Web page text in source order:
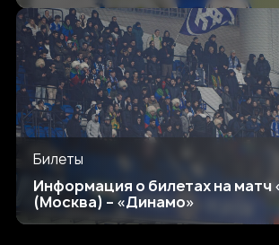
Билеты
Информация о билетах на матч
(Москва) – «Динамо»